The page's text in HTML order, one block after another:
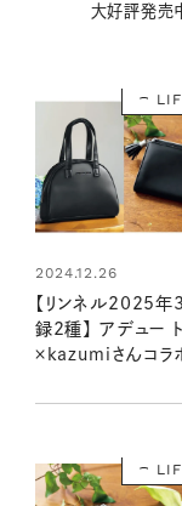
大好評発売
2024.12.26
【リンネル2025年
録2種】 アデュー
×kazumiさんコラ
（1/20発売リン